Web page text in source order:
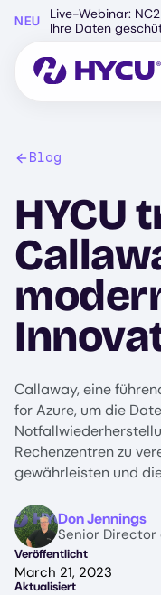
Hauptinhalt
NEU
Live-Webinar:
Ihre Daten
Blog
HYCU
Callaway, eine
for Azure, um die
Rechenzentren zu
gewährleisten und
ImageDon Jennings
Senior Director
Veröffentlicht
March 21, 2023
Aktualisiert